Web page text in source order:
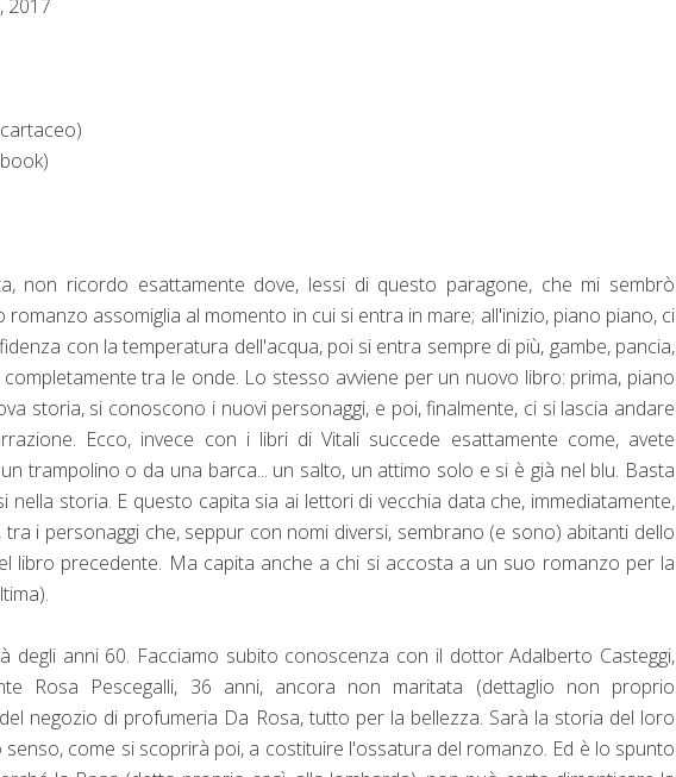
2017
non ricordo esattamente dove, lessi di questo paragone, che mi sembrò
assomiglia al momento in cui si entra in mare; all'inizio, piano piano, ci
con la temperatura dell'acqua, poi si entra sempre di più, gambe, pancia,
tra le onde. Lo stesso avviene per un nuovo libro: prima, piano
storia, si conoscono i nuovi personaggi, e poi, finalmente, ci si lascia andare
Ecco, invece con i libri di Vitali succede esattamente come, avete
trampolino o da una barca... un salto, un attimo solo e si è già nel blu. Basta
nella storia. E questo capita sia ai lettori di vecchia data che, immediatamente,
i personaggi che, seppur con nomi diversi, sembrano (e sono) abitanti dello
libro precedente. Ma capita anche a chi si accosta a un suo romanzo per la
degli anni 60. Facciamo subito conoscenza con il dottor Adalberto Casteggi,
Rosa Pescegalli, 36 anni, ancora non maritata (dettaglio non proprio
negozio di profumeria Da Rosa, tutto per la bellezza. Sarà la storia del loro
come si scoprirà poi, a costituire l'ossatura del romanzo. Ed è lo spunto